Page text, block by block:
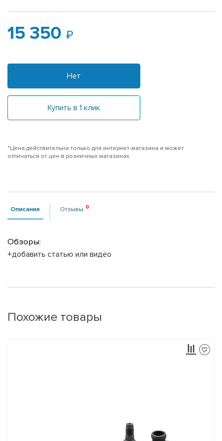
15 350
Нет
Купить в 1 клик
*Цена действительна только для интернет-магазина и может
отличаться от цен в розничных магазинах
Описание Отзывы
Обзоры:
+добавить статью или видео
Похожие товары